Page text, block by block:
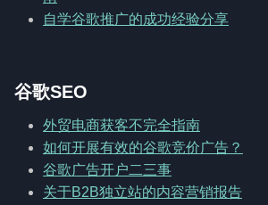
自学谷歌推广的成功经验分享
谷歌SEO
外贸电商获客不完全指南
如何开展有效的谷歌竞价广告？
谷歌广告开户二三事
关于B2B独立站的内容营销报告